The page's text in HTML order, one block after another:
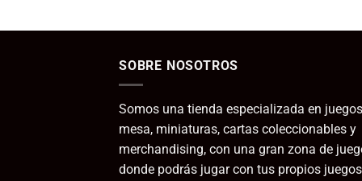
SOBRE NOSOTROS
Somos una tienda especializada en
mesa, miniaturas, cartas coleccionables y
merchandising, con una gran zona de
donde podrás jugar con tus propios